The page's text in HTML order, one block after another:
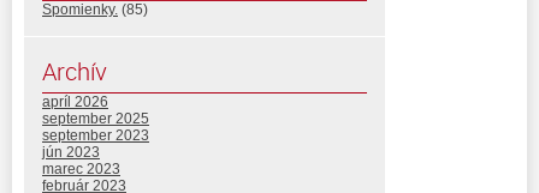
Spomienky. (85)
Archív
apríl 2026
september 2025
september 2023
jún 2023
marec 2023
február 2023